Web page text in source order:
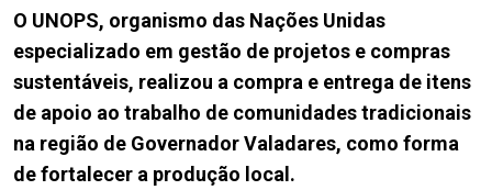
O UNOPS, organismo das Nações Unidas
especializado em gestão de projetos e compras
sustentáveis, realizou a compra e entrega de itens
de apoio ao trabalho de comunidades tradicionais
na região de Governador Valadares, como forma
de fortalecer a produção local.